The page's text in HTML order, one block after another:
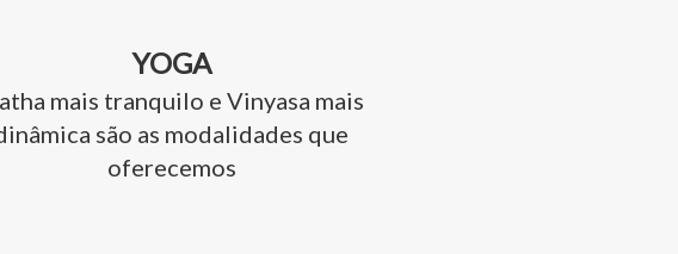
YOGA
mais tranquilo e Vinyasa mais
são as modalidades que
oferecemos